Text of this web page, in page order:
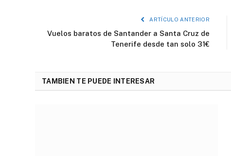
ARTÍCULO ANTERIOR
Vuelos baratos de Santander a Santa Cruz de
Tenerife desde tan solo 31€
TAMBIEN TE PUEDE INTERESAR